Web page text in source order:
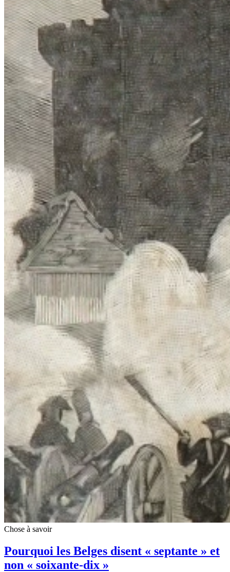
Chose à savoir
Pourquoi les Belges disent « septante » et
non « soixante-dix »